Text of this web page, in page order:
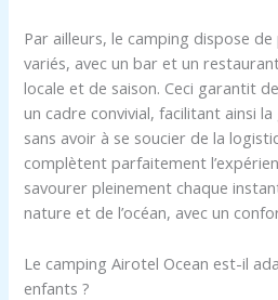
Par ailleurs, le camping dispose
variés, avec un bar et un
locale et de saison. Ceci garantit
un cadre convivial, facilitant ainsi
sans avoir à se soucier de la
complètent parfaitement
savourer pleinement chaque
nature et de l’océan, avec un
Le camping Airotel Ocean est-il
enfants ?